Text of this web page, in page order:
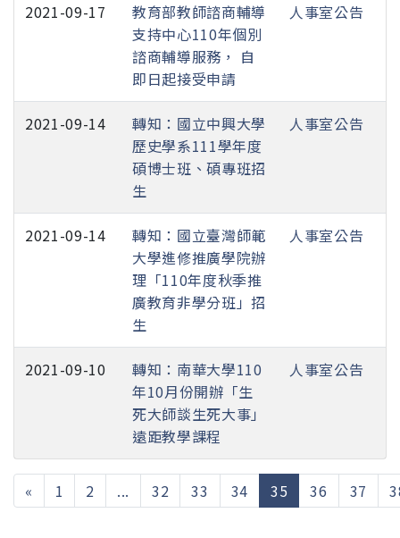
2021-09-17
教育部教師諮商輔導
支持中心110年個別
諮商輔導服務， 自
即日起接受申請
人事室公告
2021-09-14
轉知：國立中興大學
歷史學系111學年度
碩博士班、碩專班招
生
人事室公告
2021-09-14
轉知：國立臺灣師範
大學進修推廣學院辦
理「110年度秋季推
廣教育非學分班」招
生
人事室公告
2021-09-10
轉知：南華大學110
年10月份開辦「生
死大師談生死大事」
遠距教學課程
人事室公告
« 1 2 ... 32 33 34 35 (current)
36 37